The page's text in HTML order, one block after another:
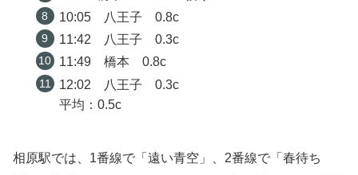
10:05 八王子 0.8c
11:42 八王子 0.3c
11:49 橋本 0.8c
12:02 八王子 0.3c
平均：0.5c
相原駅では、1番線で「遠い青空」、2番線で「春待ち